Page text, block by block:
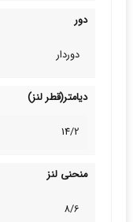
دور
دوردار
دیامتر(قطر لنز)
14/2
منحنی لنز
8/6